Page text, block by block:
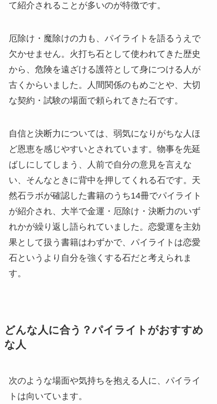
て紹介されることが多いのが特徴です。
厄除け・魔除けの力も、パイライトを語るうえで
欠かせません。火打ち石として使われてきた歴史
から、危険を遠ざける護符として身につける人が
古くからいました。人間関係のもめごとや、大切
な契約・試験の場面で頼られてきた石です。
自信と決断力については、弱気になりがちな人ほ
ど恩恵を感じやすいとされています。物事を先延
ばしにしてしまう、人前で自分の意見を言えな
い、そんなときに背中を押してくれる石です。天
然石ラボが確認した書籍のうち14冊でパイライト
が紹介され、大半で金運・厄除け・決断力のいず
れかが繰り返し語られていました。恋愛運を主効
果として扱う書籍はわずかで、パイライトは恋愛
石というより自分を強くする石だと考えられま
す。
どんな人に合う？パイライトがおすすめ
な人
次のような場面や気持ちを抱える人に、パイライ
トは向いています。